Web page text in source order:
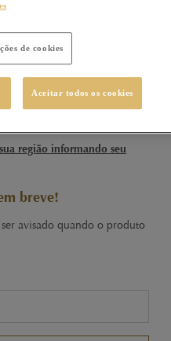
Salgado 100g
região informando seu
breve!
avisado quando o produto
de cookies
Aceitar todos os cookies